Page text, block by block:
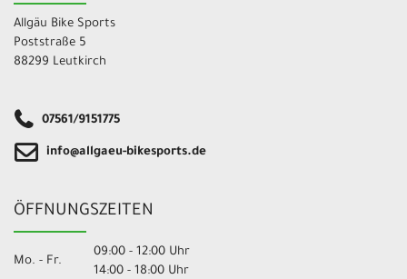
Allgäu Bike Sports
Poststraße 5
88299 Leutkirch
07561/9151775
info@allgaeu-bikesports.de
ÖFFNUNGSZEITEN
Mo. - Fr.
09:00 - 12:00 Uhr
14:00 - 18:00 Uhr